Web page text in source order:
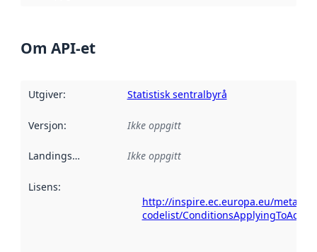
Om API-et
Utgiver: Statistisk sentralbyrå
Versjon: Ikke oppgitt
Landingsside Ikke oppgitt
Lisens:
http://inspire.ec.europa.eu/
codelist/